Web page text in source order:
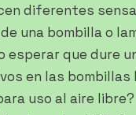
diferentes
una bombilla o
esperar que dure
en las bombillas
uso al aire libre?